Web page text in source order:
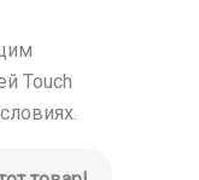
Touch